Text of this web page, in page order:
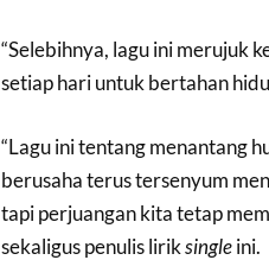
“Selebihnya, lagu ini merujuk
setiap hari untuk bertahan
“Lagu ini tentang menantang
berusaha terus tersenyum
tapi perjuangan kita tetap
sekaligus penulis liriksingleini.